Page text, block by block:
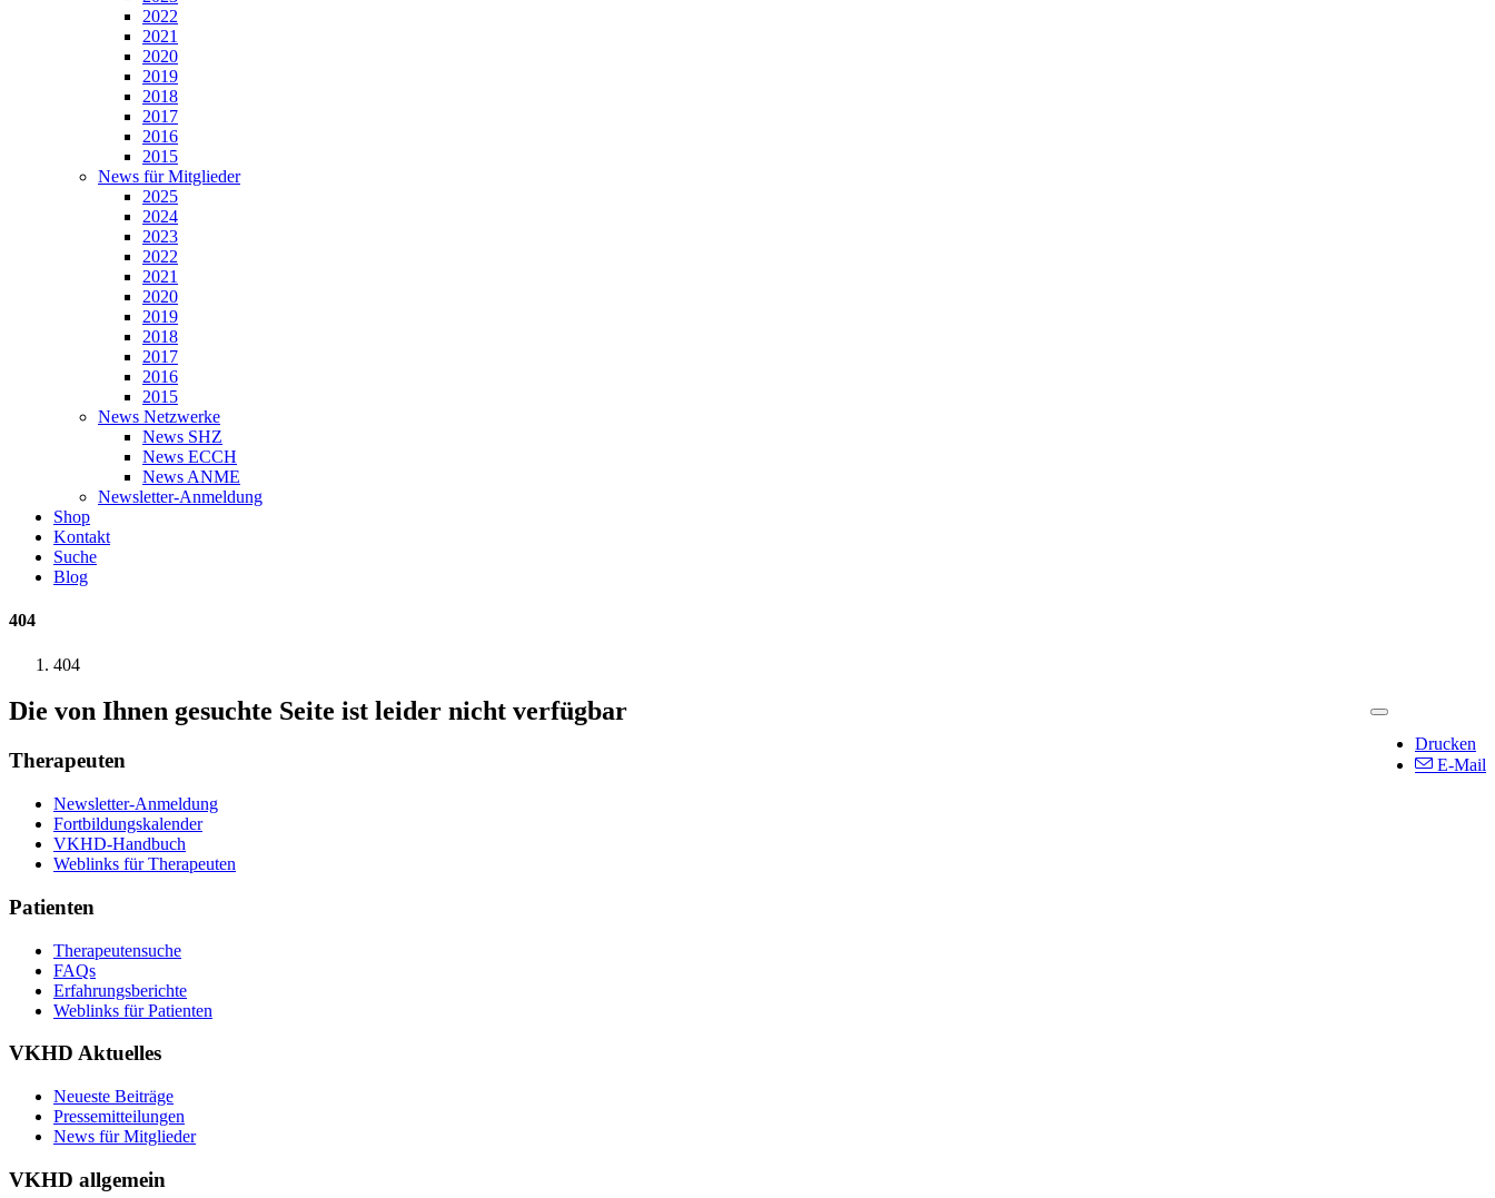
2022
2021
2020
2019
2018
2017
2016
2015
News für Mitglieder
2025
2024
2023
2022
2021
2020
2019
2018
2017
2016
2015
News Netzwerke
News SHZ
News ECCH
News ANME
Newsletter-Anmeldung
Shop
Kontakt
Suche
Blog
404
404
Drucken
E-Mail
Die von Ihnen gesuchte Seite ist leider nicht verfügbar
Therapeuten
Newsletter-Anmeldung
Fortbildungskalender
VKHD-Handbuch
Weblinks für Therapeuten
Patienten
Therapeutensuche
FAQs
Erfahrungsberichte
Weblinks für Patienten
VKHD Aktuelles
Neueste Beiträge
Pressemitteilungen
News für Mitglieder
VKHD allgemein